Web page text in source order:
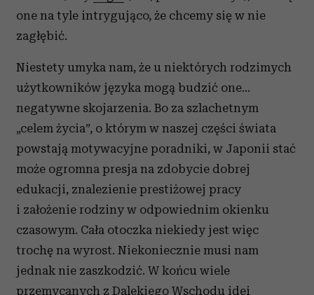
one na tyle intrygująco, że chcemy się w nie
zagłębić.
Niestety umyka nam, że u niektórych rodzimych
użytkowników języka mogą budzić one...
negatywne skojarzenia. Bo za szlachetnym
„celem życia”, o którym w naszej części świata
powstają motywacyjne poradniki, w Japonii stać
może ogromna presja na zdobycie dobrej
edukacji, znalezienie prestiżowej pracy
i założenie rodziny w odpowiednim okienku
czasowym. Cała otoczka niekiedy jest więc
trochę na wyrost. Niekoniecznie musi nam
jednak nie zaszkodzić. W końcu wiele
przemycanych z Dalekiego Wschodu idei